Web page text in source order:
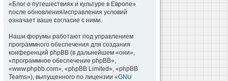
«Блог о путешествиях и культуре в Европе»
после обновления/исправления условий
означает ваше согласие с ними.
Наши форумы работают под управлением
программного обеспечения для создания
конференций phpBB (в дальнейшем «они»,
«программное обеспечение phpBB»,
«www.phpbb.com», «phpBB Limited», «phpBB
Teams»), выпущенного по лицензии «GNU